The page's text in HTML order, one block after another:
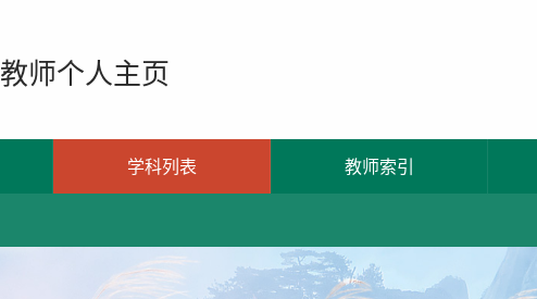
教师个人主页
学科列表 教师索引